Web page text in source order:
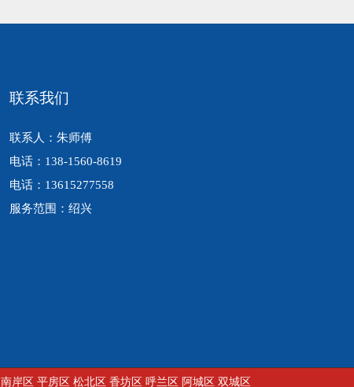
联系我们
联系人：朱师傅
电话：138-1560-8619
电话：13615277558
服务范围：绍兴
南岸区 平房区 松北区 香坊区 呼兰区 阿城区 双城区